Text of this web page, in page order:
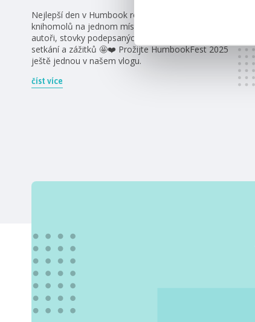
Nejlepší den v Humbook roce, nejvíc young adult
knihomolů na jednom místě, skvělé cosplaye, úžasní
autoři, stovky podepsaných knih, hromada milých
setkání a zážitků 🤩❤️ Prožijte HumbookFest 2025
ještě jednou v našem vlogu.
číst více